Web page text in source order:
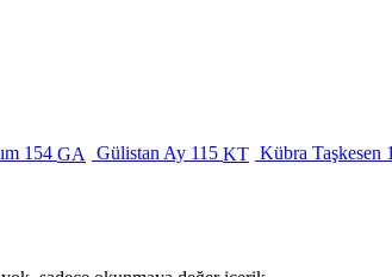
154 GA Gülistan Ay 115 KT Kübra Taşkesen